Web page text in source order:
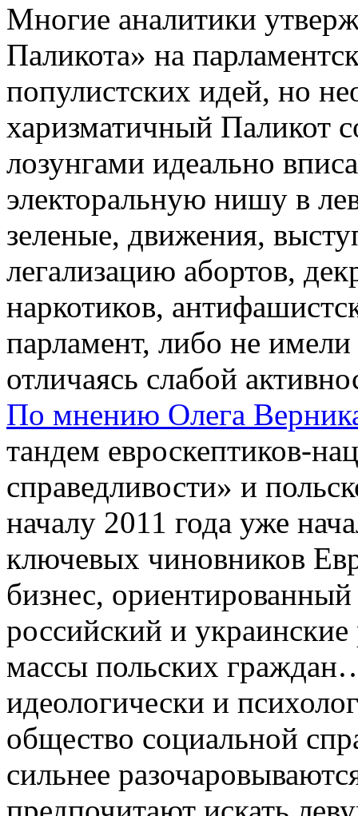
Многие аналитики
Паликота» на
популистских идей, но
харизматичный Паликот
лозунгами идеально
электоральную нишу в
зеленые, движения,
легализацию абортов,
наркотиков,
парламент, либо не
отличаясь слабой
По мнению Олега
тандем евроскептиков-
справедливости» и
началу 2011 года уже
ключевых чиновников
бизнес,
российский и
массы польских
идеологически и
общество социальной
сильнее